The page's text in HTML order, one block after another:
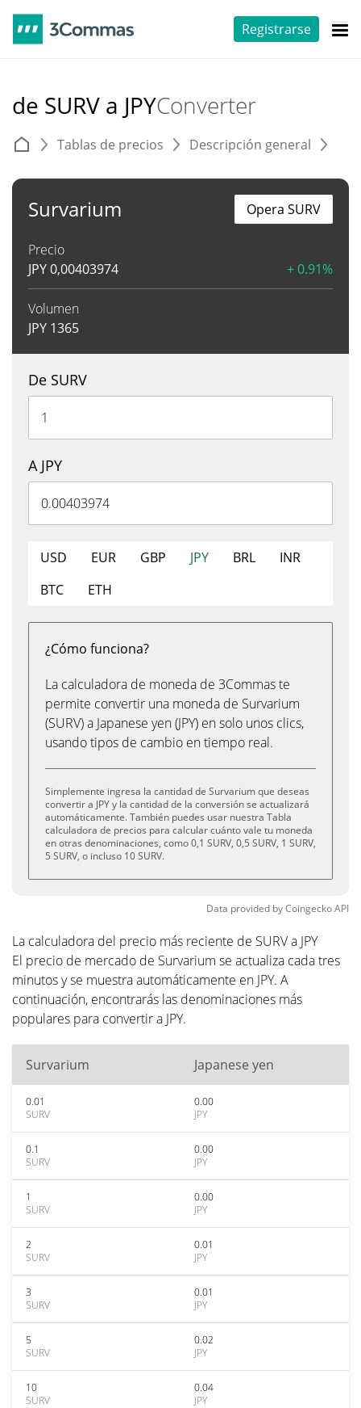
Registrarse
de SURV a JPYConverter
Tablas de precios Descripción general
Survarium
Precio
JPY0,00403974 + 0.91%
Volumen
JPY 1365
Opera SURV
De SURV
A JPY
USD EUR GBP JPY BRL
INR
BTC
ETH
¿Cómo funciona?
La calculadora de moneda de 3Commas te
permite convertir una moneda de Survarium
(SURV) a Japanese yen (JPY) en solo unos clics,
usando tipos de cambio en tiempo real.
Simplemente ingresa la cantidad de Survarium que deseas
convertir a JPY y la cantidad de la conversión se actualizará
automáticamente. También puedes usar nuestra Tabla
calculadora de precios para calcular cuánto vale tu moneda
en otras denominaciones, como 0,1 SURV, 0,5 SURV, 1 SURV,
5 SURV, o incluso 10 SURV.
Data provided byCoingeckoAPI
La calculadora del precio más reciente de SURV a JPY
El precio de mercado de Survarium se actualiza cada tres
minutos y se muestra automáticamente en JPY. A
continuación, encontrarás las denominaciones más
populares para convertir a JPY.
Survarium Japanese yen
0.01
SURV
0.00
JPY
0.1
SURV
0.00
JPY
1
SURV
0.00
JPY
2
SURV
0.01
JPY
3
SURV
0.01
JPY
5
SURV
0.02
JPY
10
SURV
0.04
JPY